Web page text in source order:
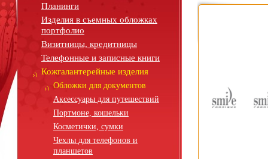
Планинги
Изделия в съемных обложках
портфолио
Визитницы, кредитницы
Телефонные и записные книги
Кожгалантерейные изделия
Обложки для документов
Аксессуары для путешествий
Портмоне, кошельки
Косметички, сумки
Чехлы для телефонов и
планшетов